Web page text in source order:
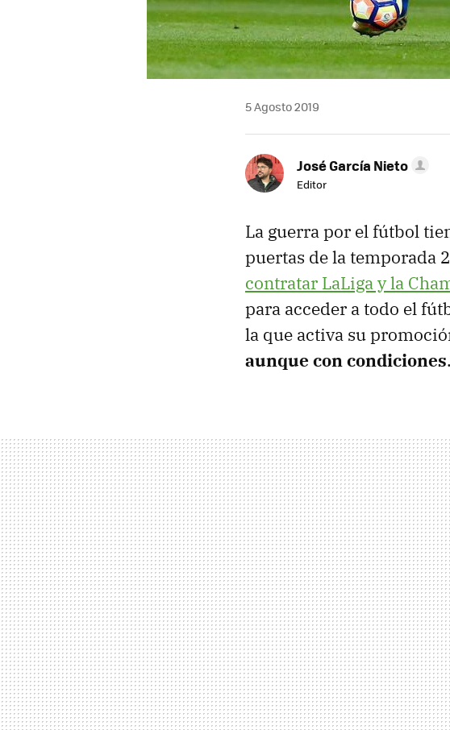
5 Agosto 2019
José García Nieto
Editor
La guerra por el fútbol
puertas de la temporada
contratar LaLiga y la
para acceder a todo el
la que activa su
aunque con condiciones.